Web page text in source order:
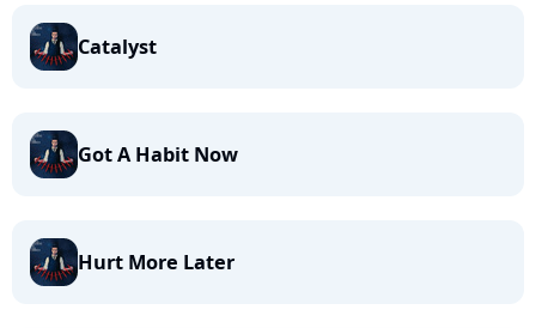
Catalyst
Got A Habit Now
Hurt More Later